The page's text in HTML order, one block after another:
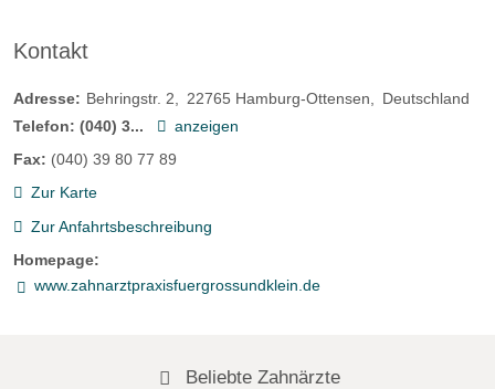
Kontakt
Adresse: Behringstr. 2 22765 Hamburg-Ottensen
Deutschland
Telefon: (040) 3...
anzeigen
Fax: (040) 39 80 77 89
Zur Karte
Zur Anfahrtsbeschreibung
Homepage:
www.zahnarztpraxisfuergrossundklein.de
Beliebte Zahnärzte